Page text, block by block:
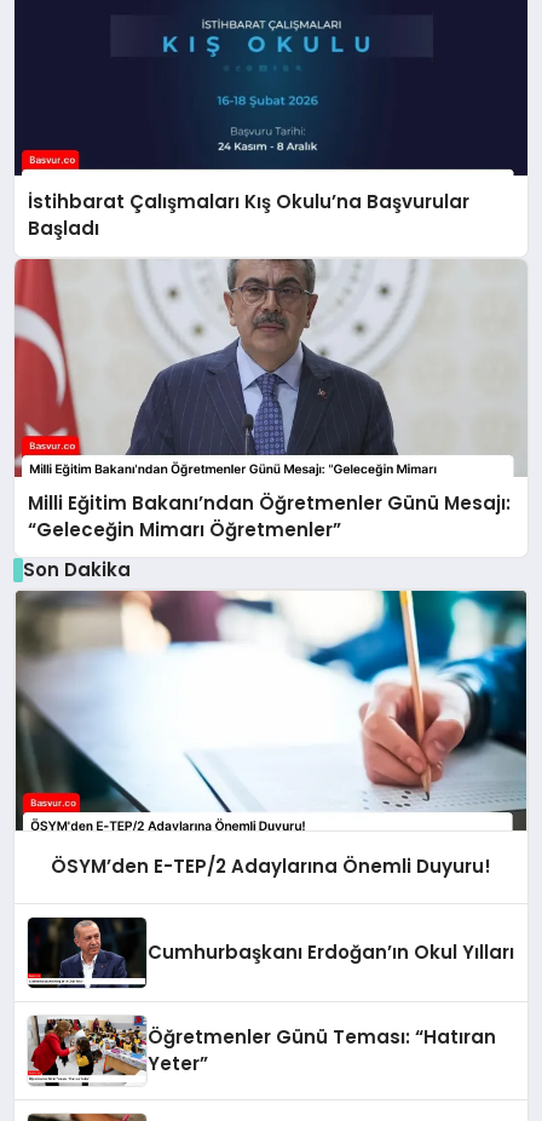
İstihbarat Çalışmaları Kış Okulu’na Başvurular
Başladı
Milli Eğitim Bakanı’ndan Öğretmenler Günü Mesajı:
“Geleceğin Mimarı Öğretmenler”
Son Dakika
ÖSYM’den E-TEP/2 Adaylarına Önemli Duyuru!
Cumhurbaşkanı Erdoğan’ın Okul Yılları
Öğretmenler Günü Teması: “Hatıran
Yeter”